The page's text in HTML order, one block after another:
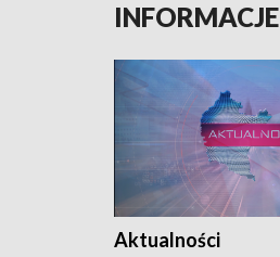
INFORMACJE
Aktualności